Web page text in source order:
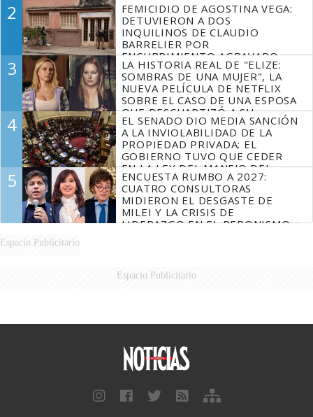
2
FEMICIDIO DE AGOSTINA VEGA:
DETUVIERON A DOS
INQUILINOS DE CLAUDIO
BARRELIER POR
ENCUBRIMIENTO AGRAVADO
3
LA HISTORIA REAL DE "ELIZE:
SOMBRAS DE UNA MUJER", LA
NUEVA PELÍCULA DE NETFLIX
SOBRE EL CASO DE UNA ESPOSA
QUE DESCUARTIZÓ A SU
MARIDO
4
EL SENADO DIO MEDIA SANCIÓN
A LA INVIOLABILIDAD DE LA
PROPIEDAD PRIVADA: EL
GOBIERNO TUVO QUE CEDER
EN LA LEY DEL MANEJO DEL
FUEGO
5
ENCUESTA RUMBO A 2027:
CUATRO CONSULTORAS
MIDIERON EL DESGASTE DE
MILEI Y LA CRISIS DE
LIDERAZGO EN EL PERONISMO
Espacio Publicitario
Espacio Publicitario